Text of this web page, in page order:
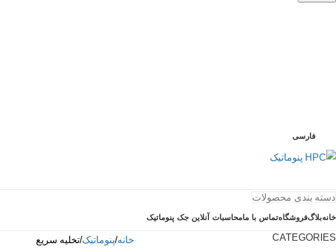
فارسی
دسته بندی محصولات
خانهبلاگفروشگاهتماس با مامحاسبات آنلاین جک پنوماتیک
CATEGORIES خانه پنوماتیک تخلیه سریع